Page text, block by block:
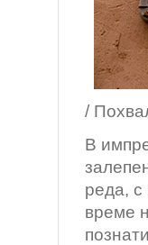
/
В
реда, с
време